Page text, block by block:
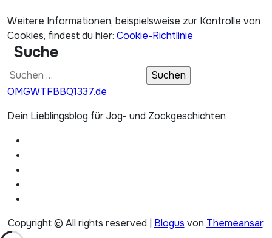
Weitere Informationen, beispielsweise zur Kontrolle von
Cookies, findest du hier: Cookie-Richtlinie
Suche
Suchen
nach:
OMGWTFBBQ1337.de
Dein Lieblingsblog für Jog- und Zockgeschichten
Copyright © All rights reserved | Blogus von Themeansar.